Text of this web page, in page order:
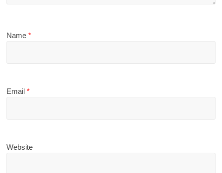
Name*
Email*
Website